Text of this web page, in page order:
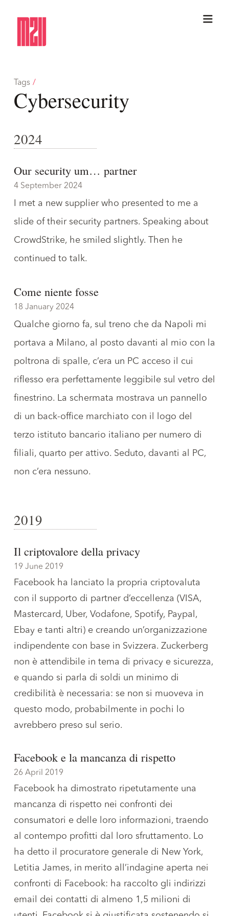
Tags /
Cybersecurity
2024
Our security um… partner
4 September 2024
I met a new supplier who presented to me a
slide of their security partners. Speaking about
CrowdStrike, he smiled slightly. Then he
continued to talk.
Come niente fosse
18 January 2024
Qualche giorno fa, sul treno che da Napoli mi
portava a Milano, al posto davanti al mio con la
poltrona di spalle, c’era un PC acceso il cui
riflesso era perfettamente leggibile sul vetro del
finestrino. La schermata mostrava un pannello
di un back-office marchiato con il logo del
terzo istituto bancario italiano per numero di
filiali, quarto per attivo. Seduto, davanti al PC,
non c’era nessuno.
2019
Il criptovalore della privacy
19 June 2019
Facebook ha lanciato la propria criptovaluta
con il supporto di partner d’eccellenza (VISA,
Mastercard, Uber, Vodafone, Spotify, Paypal,
Ebay e tanti altri) e creando un’organizzazione
indipendente con base in Svizzera. Zuckerberg
non è attendibile in tema di privacy e sicurezza,
e quando si parla di soldi un minimo di
credibilità è necessaria: se non si muoveva in
questo modo, probabilmente in pochi lo
avrebbero preso sul serio.
Facebook e la mancanza di rispetto
26 April 2019
Facebook ha dimostrato ripetutamente una
mancanza di rispetto nei confronti dei
consumatori e delle loro informazioni, traendo
al contempo profitti dal loro sfruttamento. Lo
ha detto il procuratore generale di New York,
Letitia James, in merito all’indagine aperta nei
confronti di Facebook: ha raccolto gli indirizzi
email dei contatti di almeno 1,5 milioni di